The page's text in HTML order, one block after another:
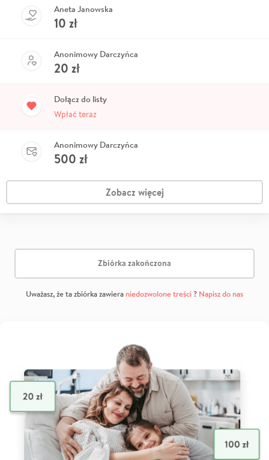
Aneta Janowska
10 zł
Anonimowy Darczyńca
20 zł
Dołącz do listy
Wpłać teraz
Anonimowy Darczyńca
500 zł
Zobacz więcej
Zbiórka zakończona
Uważasz, że ta zbiórka zawiera niedozwolone treści? Napisz do nas